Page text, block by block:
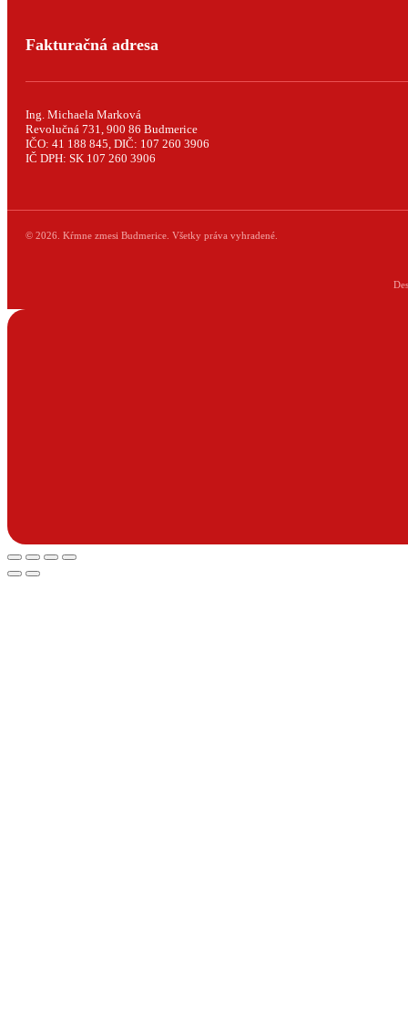
Fakturačná adresa
Ing. Michaela Marková
Revolučná 731, 900 86 Budmerice
IČO: 41 188 845, DIČ: 107 260 3906
IČ DPH: SK 107 260 3906
© 2026. Kŕmne zmesi Budmerice. Všetky práva vyhradené.